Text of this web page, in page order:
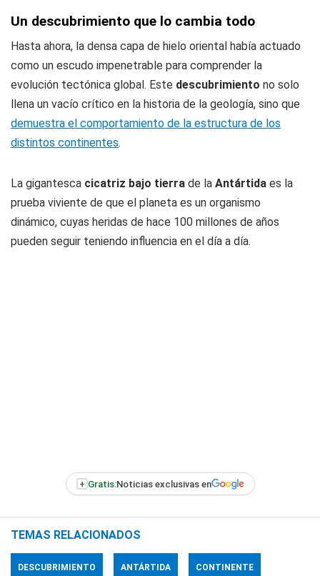
Un descubrimiento que lo cambia todo
Hasta ahora, la densa capa de hielo oriental había actuado
como un escudo impenetrable para comprender la
evolución tectónica global. Este descubrimiento no solo
llena un vacío crítico en la historia de la geología, sino que
demuestra el comportamiento de la estructura de los
distintos continentes.
La gigantesca cicatriz bajo tierra de la Antártida es la
prueba viviente de que el planeta es un organismo
dinámico, cuyas heridas de hace 100 millones de años
pueden seguir teniendo influencia en el día a día.
+ Gratis:Noticias exclusivas en
TEMAS RELACIONADOS
DESCUBRIMIENTO ANTÁRTIDA CONTINENTE